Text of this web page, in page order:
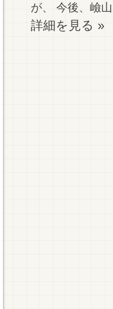
が、 今後、嶮
詳細を見る »